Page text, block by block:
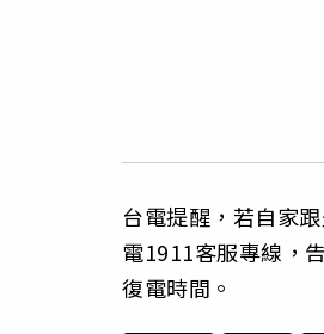
台電提醒，若自家
電1911客服專線，
復電時間。